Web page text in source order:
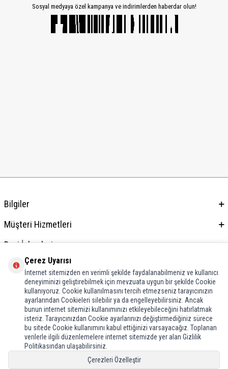
Sosyal medyaya özel kampanya ve indirimlerden haberdar olun!
Bilgiler
Müşteri Hizmetleri
Bayi İşlemleri
Adres & İletişim
Çerez Uyarısı
İnternet sitemizden en verimli şekilde faydalanabilmeniz ve kullanıcı
deneyiminizi geliştirebilmek için mevzuata uygun bir şekilde Cookie
kullanıyoruz. Cookie kullanılmasını tercih etmezseniz tarayıcınızın
ayarlarından Cookieleri silebilir ya da engelleyebilirsiniz. Ancak
bunun internet sitemizi kullanımınızı etkileyebileceğini hatırlatmak
isteriz. Tarayıcınızdan Cookie ayarlarınızı değiştirmediğiniz sürece
bu sitede Cookie kullanımını kabul ettiğinizi varsayacağız. Toplanan
verilerle ilgili düzenlemelere internet sitemizde yer alan Gizlilik
Politikasından ulaşabilirsiniz.
Çerezleri Özelleştir